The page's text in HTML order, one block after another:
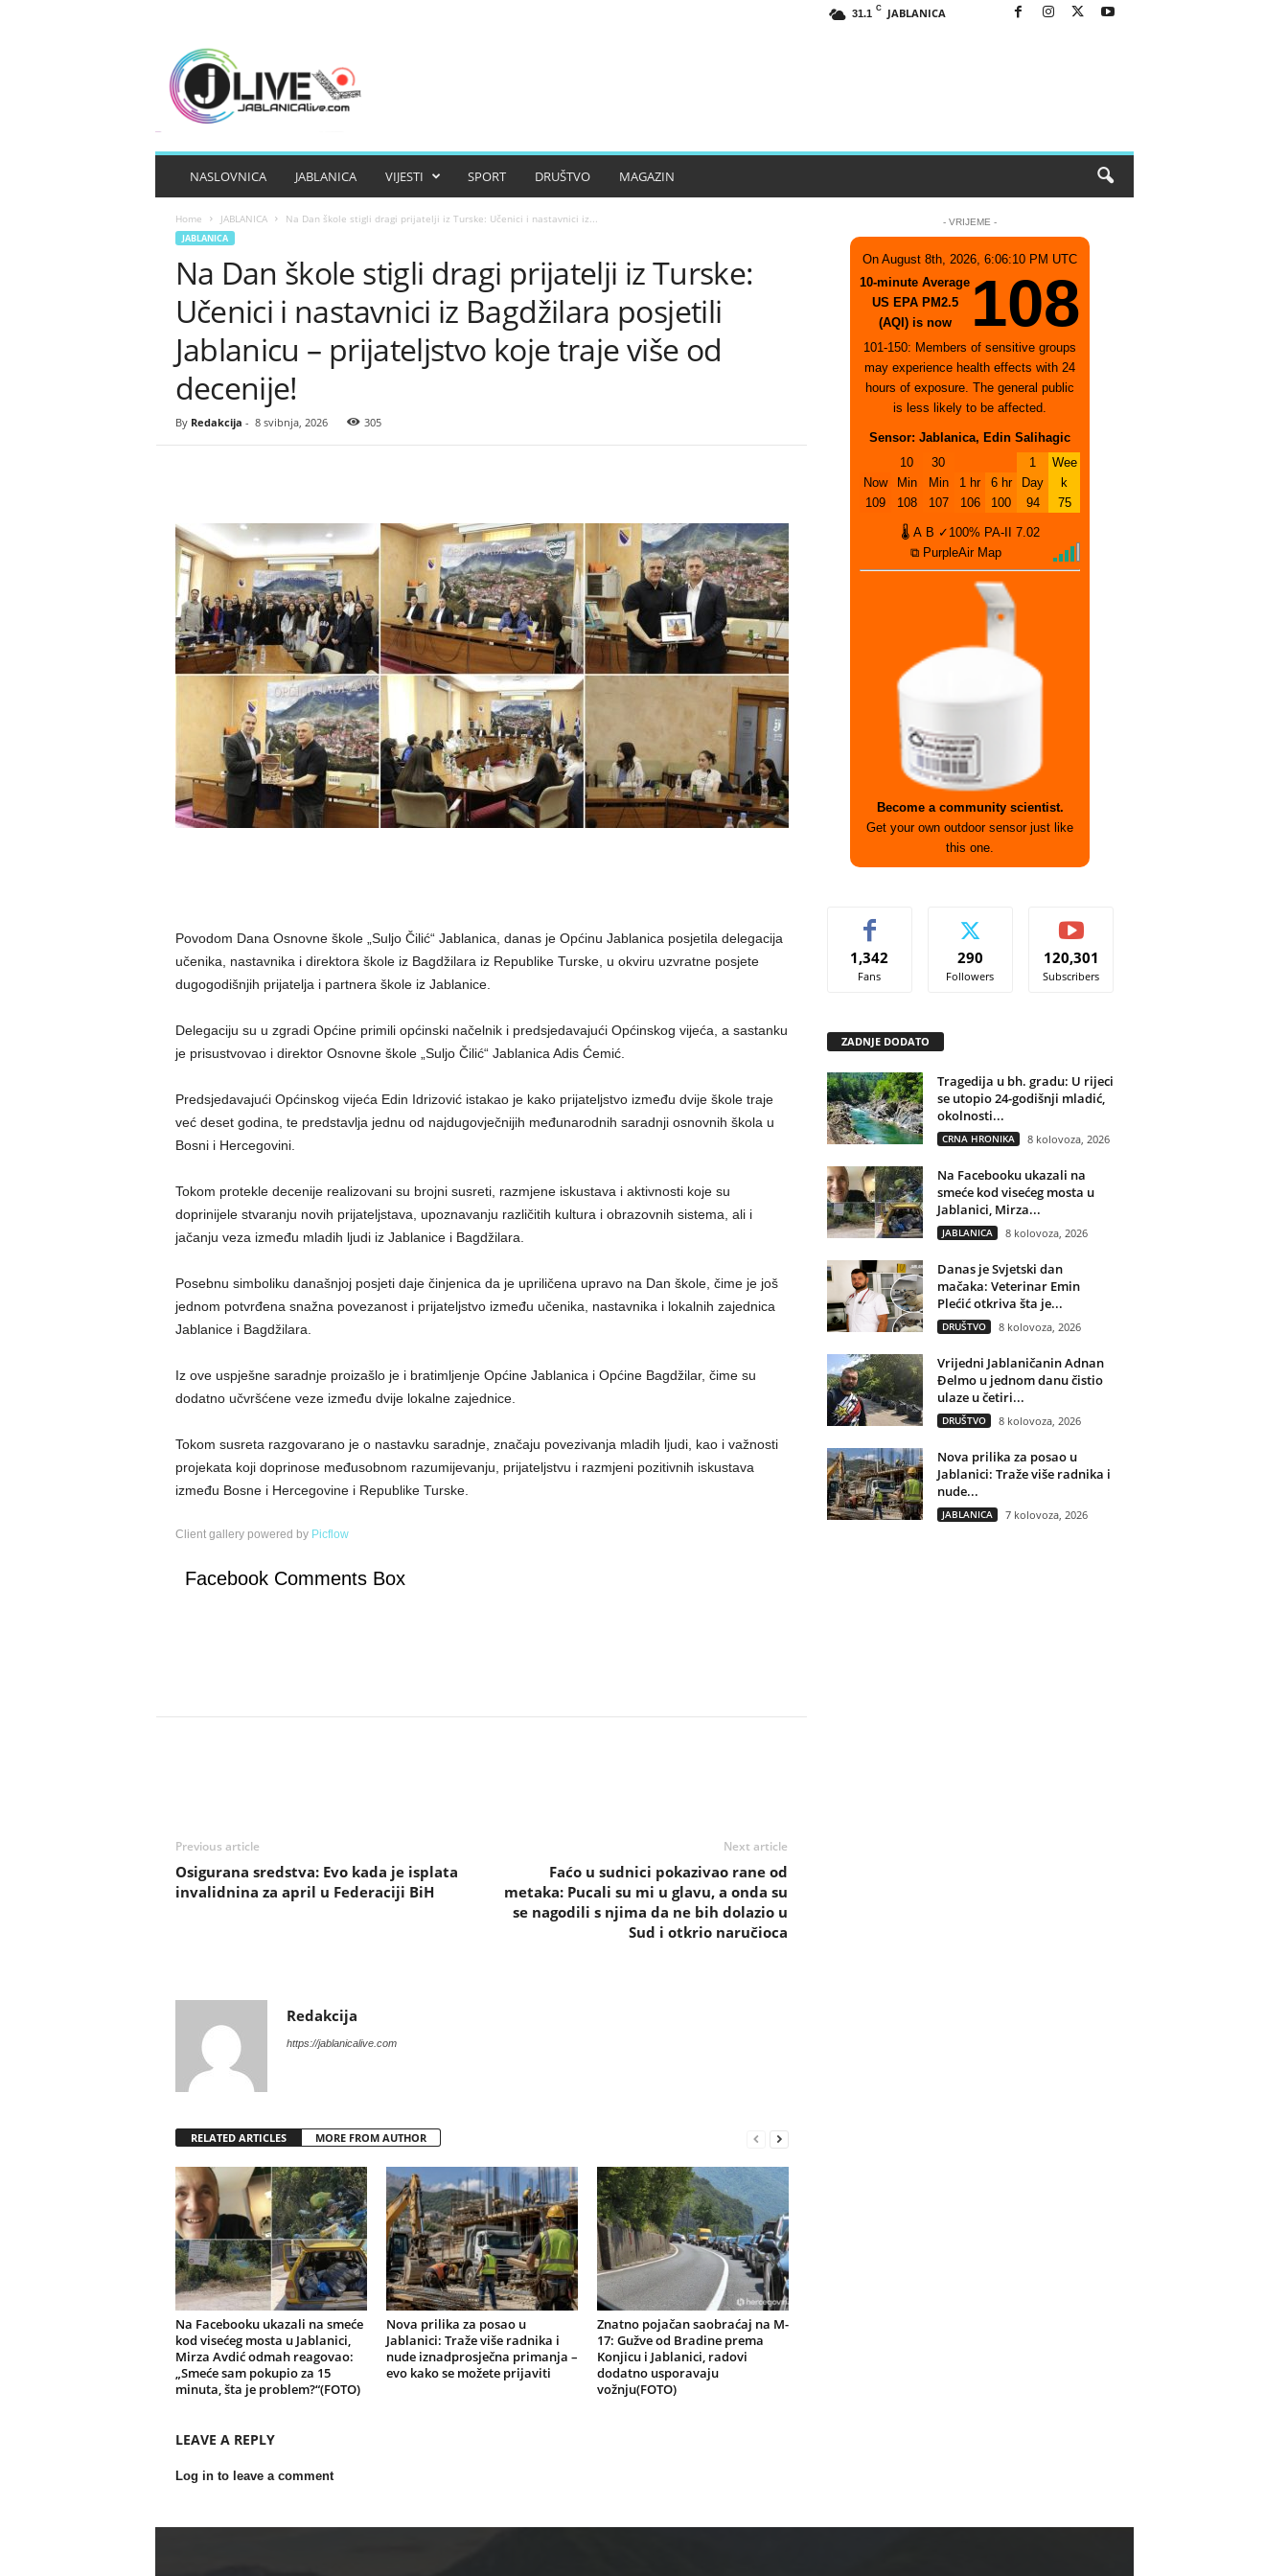
31.1 C JABLANICA
NASLOVNICA JABLANICA VIJESTI SPORT DRUŠTVO MAGAZIN
Home JABLANICA Na Dan škole stigli dragi prijatelji iz Turske: Učenici i nastavnici iz...
JABLANICA
Na Dan škole stigli dragi prijatelji iz Turske:
Učenici i nastavnici iz Bagdžilara posjetili
Jablanicu – prijateljstvo koje traje više od
decenije!
By Redakcija - 8 svibnja, 2026 305
Povodom Dana Osnovne škole „Suljo Čilić“ Jablanica, danas je Općinu Jablanica posjetila delegacija
učenika, nastavnika i direktora škole iz Bagdžilara iz Republike Turske, u okviru uzvratne posjete
dugogodišnjih prijatelja i partnera škole iz Jablanice.
Delegaciju su u zgradi Općine primili općinski načelnik i predsjedavajući Općinskog vijeća, a sastanku
je prisustvovao i direktor Osnovne škole „Suljo Čilić“ Jablanica Adis Ćemić.
Predsjedavajući Općinskog vijeća Edin Idrizović istakao je kako prijateljstvo između dvije škole traje
već deset godina, te predstavlja jednu od najdugovječnijih međunarodnih saradnji osnovnih škola u
Bosni i Hercegovini.
Tokom protekle decenije realizovani su brojni susreti, razmjene iskustava i aktivnosti koje su
doprinijele stvaranju novih prijateljstava, upoznavanju različitih kultura i obrazovnih sistema, ali i
jačanju veza između mladih ljudi iz Jablanice i Bagdžilara.
Posebnu simboliku današnjoj posjeti daje činjenica da je upriličena upravo na Dan škole, čime je još
jednom potvrđena snažna povezanost i prijateljstvo između učenika, nastavnika i lokalnih zajednica
Jablanice i Bagdžilara.
Iz ove uspješne saradnje proizašlo je i bratimljenje Općine Jablanica i Općine Bagdžilar, čime su
dodatno učvršćene veze između dvije lokalne zajednice.
Tokom susreta razgovarano je o nastavku saradnje, značaju povezivanja mladih ljudi, kao i važnosti
projekata koji doprinose međusobnom razumijevanju, prijateljstvu i razmjeni pozitivnih iskustava
između Bosne i Hercegovine i Republike Turske.
Client gallery powered by Picflow
Facebook Comments Box
Previous article
Osigurana sredstva: Evo kada je isplata
invalidnina za april u Federaciji BiH
Next article
Faćo u sudnici pokazivao rane od
metaka: Pucali su mi u glavu, a onda su
se nagodili s njima da ne bih dolazio u
Sud i otkrio naručioca
Redakcija
https://jablanicalive.com
RELATED ARTICLES MORE FROM AUTHOR
Na Facebooku ukazali na smeće
kod visećeg mosta u Jablanici,
Mirza Avdić odmah reagovao:
„Smeće sam pokupio za 15
minuta, šta je problem?“(FOTO)
Nova prilika za posao u
Jablanici: Traže više radnika i
nude iznadprosječna primanja –
evo kako se možete prijaviti
Znatno pojačan saobraćaj na M-
17: Gužve od Bradine prema
Konjicu i Jablanici, radovi
dodatno usporavaju
vožnju(FOTO)
LEAVE A REPLY
Log in to leave a comment
- VRIJEME -
On August 8th, 2026, 6:06:10 PM UTC
10-minute Average
US EPA PM2.5
(AQI) is now
108
101-150: Members of sensitive groups
may experience health effects with 24
hours of exposure. The general public
is less likely to be affected.
Sensor: Jablanica, Edin Salihagic
Now
109
10
Min
108
30
Min
107
1 hr
106
6 hr
100
1
Day
94
Wee
k
75
🌡 A B ✓100% PA-II
7.02
⧉ PurpleAir Map
Become a community scientist.
Get your own outdoor sensor just like
this one.
1,342
Fans
290
Followers
120,301
Subscribers
ZADNJE DODATO
Tragedija u bh. gradu: U rijeci
se utopio 24-godišnji mladić,
okolnosti...
CRNA HRONIKA 8 kolovoza, 2026
Na Facebooku ukazali na
smeće kod visećeg mosta u
Jablanici, Mirza...
JABLANICA 8 kolovoza, 2026
Danas je Svjetski dan
mačaka: Veterinar Emin
Plećić otkriva šta je...
DRUŠTVO 8 kolovoza, 2026
Vrijedni Jablaničanin Adnan
Đelmo u jednom danu čistio
ulaze u četiri...
DRUŠTVO 8 kolovoza, 2026
Nova prilika za posao u
Jablanici: Traže više radnika i
nude...
JABLANICA 7 kolovoza, 2026